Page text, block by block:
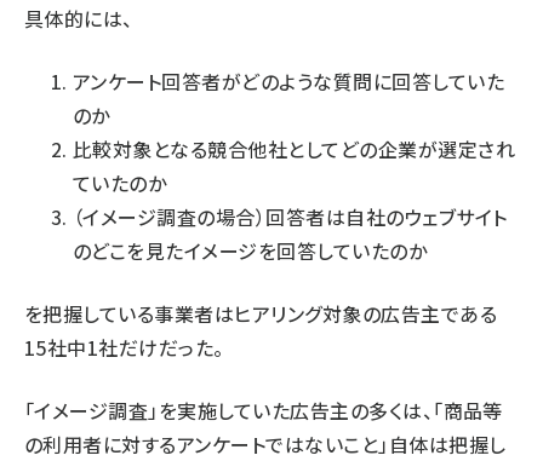
具体的には、
アンケート回答者がどのような質問に回答していた
のか
比較対象となる競合他社としてどの企業が選定され
ていたのか
（イメージ調査の場合）回答者は自社のウェブサイト
のどこを見たイメージを回答していたのか
を把握している事業者はヒアリング対象の広告主である
15社中1社だけだった。
「イメージ調査」を実施していた広告主の多くは、「商品等
の利用者に対するアンケートではないこと」自体は把握し